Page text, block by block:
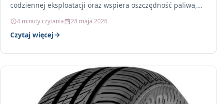
codziennej eksploatacji oraz wspiera oszczędność paliwa,
4 minuty czytania 28 maja 2026
Czytaj więcej